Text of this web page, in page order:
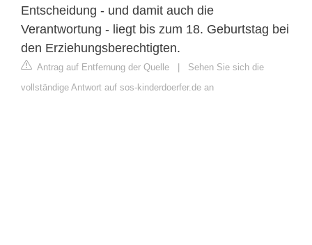
Entscheidung - und damit auch die
Verantwortung - liegt bis zum 18. Geburtstag bei
den Erziehungsberechtigten.
Antrag auf Entfernung der Quelle | Sehen Sie sich die
vollständige Antwort auf sos-kinderdoerfer.de an